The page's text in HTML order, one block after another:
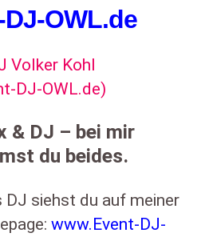
OWL.de
& DJ – bei mir
du beides.
DJ siehst du auf meiner
www.Event-DJ-